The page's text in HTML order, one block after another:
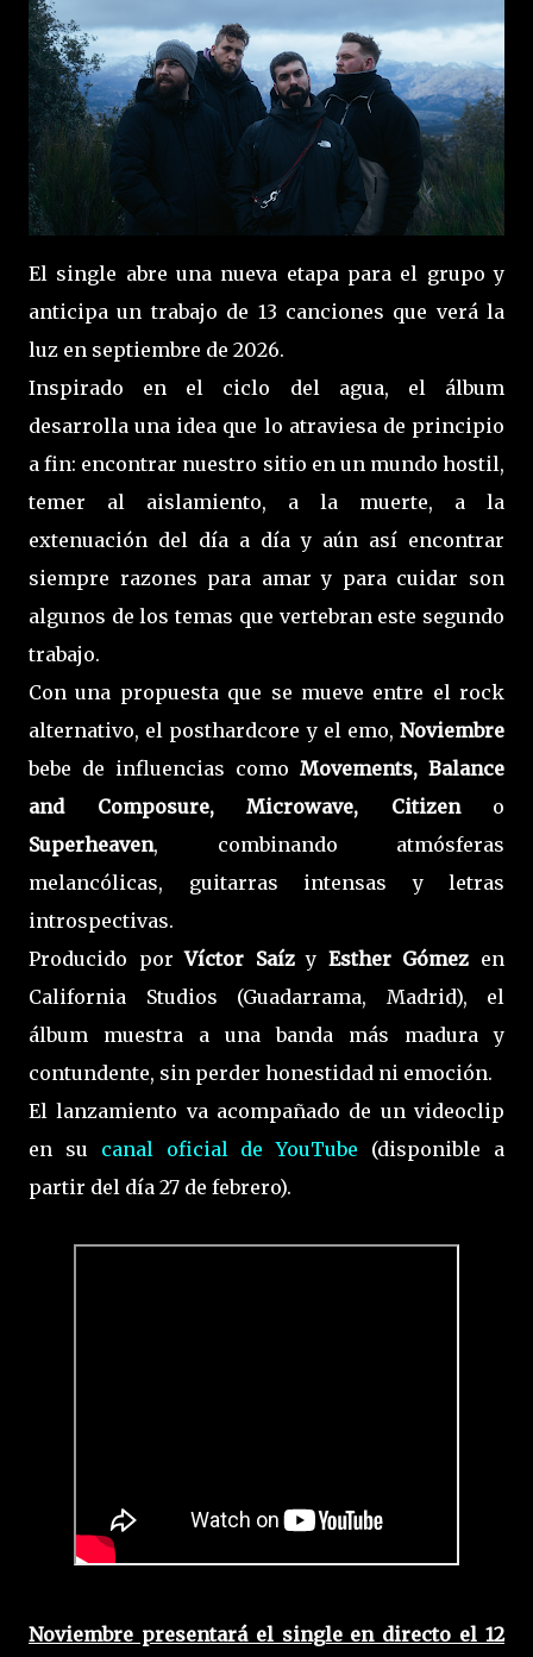
El single abre una nueva etapa para el grupo y
anticipa un trabajo de 13 canciones que verá la
luz en septiembre de 2026.
Inspirado en el ciclo del agua, el álbum
desarrolla una idea que lo atraviesa de principio
a fin: encontrar nuestro sitio en un mundo hostil,
temer al aislamiento, a la muerte, a la
extenuación del día a día y aún así encontrar
siempre razones para amar y para cuidar son
algunos de los temas que vertebran este segundo
trabajo.
Con una propuesta que se mueve entre el rock
alternativo, el posthardcore y el emo, Noviembre
bebe de influencias como Movements, Balance
and Composure, Microwave, Citizeno
Superheaven, combinando atmósferas
melancólicas, guitarras intensas y letras
introspectivas.
Producido porVíctor Saízy Esther Gómez en
California Studios (Guadarrama, Madrid), el
álbum muestra a una banda más madura y
contundente, sin perder honestidad ni emoción.
El lanzamiento va acompañado de un videoclip
en su canal oficial de YouTube (disponible a
partir del día 27 de febrero).
Noviembre presentará el single en directo el 12